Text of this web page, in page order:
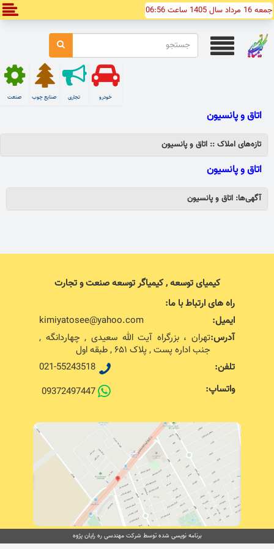
جمعه 16 مرداد سال 1405 ساعت 06:56
صنعت صنایع چوب تجاری خودرو
اتاق و پانسیون
تازه‌های املاک :: اتاق و پانسیون
اتاق و پانسیون
آگهی‌ها: اتاق و پانسیون
کیمیای توسعه , کیمیاگر توسعه صنعت و تجارت
راه های ارتباط با ما:
ایمیل:
kimiyatosee@yahoo.com
آدرس:تهران ، بزرگراه آیت الله سعیدی , چهاردانگه ,
جنب اداره پست , پلاک ۶۵۱ , طبقه اول
تلفن:
021-55243518
واتساپ:
09372497447
برنامه نویسی شده توسط شرکت مهندسی ره رایان پژوه